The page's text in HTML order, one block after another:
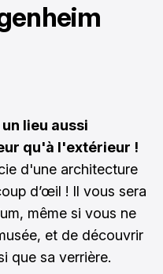
un lieu aussi
qu'à l'extérieur !
d'une architecture
d’œil ! Il vous sera
même si vous ne
et de découvrir
que sa verrière.